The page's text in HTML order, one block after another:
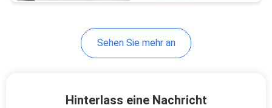
Sehen Sie mehr an
Hinterlass eine Nachricht